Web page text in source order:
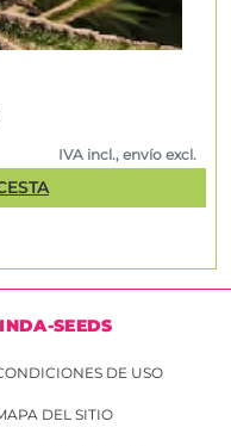
IVA incl., envío excl.
SEEDS
DE USO
DEL SITIO